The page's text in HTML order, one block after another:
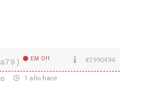
EM Off #2990494
1 año hace